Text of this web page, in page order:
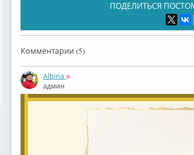
ПОДЕЛИТЬСЯ
Комментарии (5)
Albina
админ